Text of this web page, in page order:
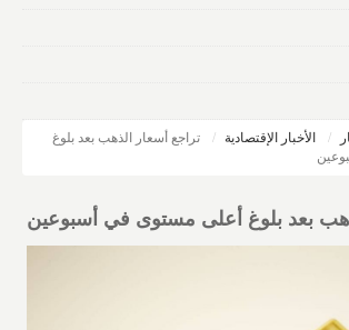
الأخبار الإقتصادية
تراجع أسعار الذهب بعد بلوغ
بعد بلوغ أعلى مستوى في أسبوعين